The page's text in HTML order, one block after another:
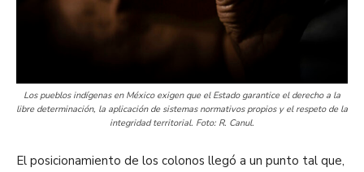
Los pueblos indígenas en México exigen que el Estado garantice el derecho a la
libre determinación, la aplicación de sistemas normativos propios y el respeto de la
integridad territorial. Foto: R. Canul.
El posicionamiento de los colonos llegó a un punto tal que,